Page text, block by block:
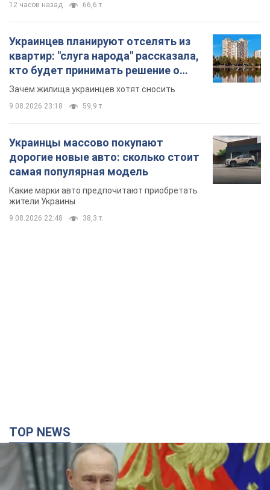
12 часов назад 66,6 т.
Украинцев планируют отселять из
квартир: "слуга народа" рассказала,
кто будет принимать решение о
сносе домов
Зачем жилища украинцев хотят сносить
9.08.2026 23:18 59,9 т.
Украинцы массово покупают
дорогие новые авто: сколько стоит
самая популярная модель
Какие марки авто предпочитают приобретать
жители Украины
9.08.2026 22:48 38,3 т.
TOP NEWS